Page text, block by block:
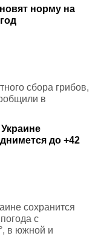
норму на
сбора грибов,
в
до +42
сохранится
с
в южной и